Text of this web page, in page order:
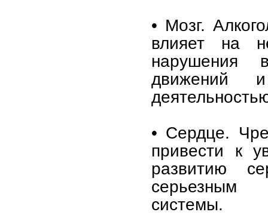
• Мозг.
влияет на
нарушения
движений
• Сердце.
привести к
развитию
серьезным
системы.